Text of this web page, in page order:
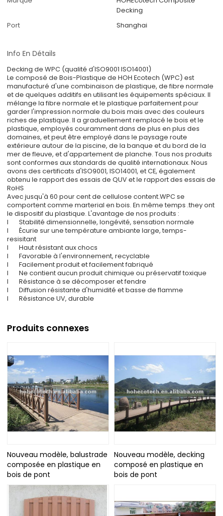
Decking
Port
Shanghai
Info En Détails
Decking de WPC (qualité d'ISO9001 ISO14001)
Le composé de Bois-Plastique de HOH Ecotech (WPC) est
manufacturé d'une combinaison de plastique, de fibre normale
et de quelques additifs en utilisant les équipements spéciaux. Il
mélange la fibre normale et le plastique parfaitement pour
garder l'impression normale du bois mais avec des couleurs
riches de plastique. Il a graduellement remplacé le bois et le
plastique, employés couramment dans de plus en plus des
domaines, et peut être employé dans le paysage route
extérieure autour de la piscine, de la banque et du bord de la
mer de fleuve, et d'appartement de planche. Tous nos produits
sont conformes aux standards de qualité internationaux. Nous
avons des certificats d'ISO9001, ISO14001, et CE, également
obtenu le rapport des essais de QUV et le rapport des essais de
RoHS
Avec jusqu'à 60 pour cent de cellulose content.WPC se
comportent comme marterial en bois. En même temps .they ont
le dispositif du plastique. L'avantage de nos produits :
l Stabilité dimensionnelle, longévité, sensation normale
l Écurie sur une température ambiante large, temps-
resisitant
l Haut résistant aux chocs
l Favorable à l'environnement, recyclable
l Facilement produit et facilement fabriqué
l Ne contient aucun produit chimique ou préservatif toxique
l Résistance à se décomposer et fendre
l Diffusion résistante d'humidité et basse de flamme
l Résistance UV, durable
Produits connexes
Nouveau modèle, balustrade
composée en plastique en
bois de pont
Nouveau modèle, decking
composé en plastique en
bois de pont